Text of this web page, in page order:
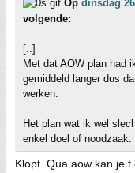
Op dinsdag
volgende:
[..]
Met dat AOW plan had
gemiddeld langer dus
werken.
Het plan wat ik wel
enkel doel of noodzaak.
Klopt. Qua aow kan je